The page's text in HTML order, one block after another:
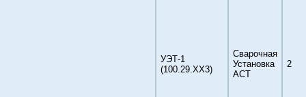
УЭТ-1
(100.29.ХХ3)
Сварочная
Установка
АСТ
2